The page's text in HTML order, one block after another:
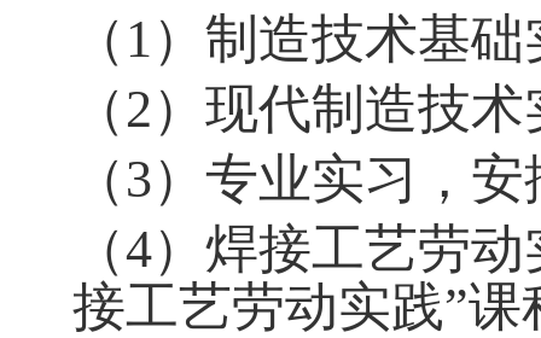
（1）制造技术基
（2）现代制造技
（3）专业实习，
（4）焊接工艺劳
接工艺劳动实践”